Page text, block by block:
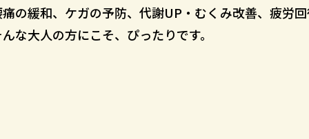
の緩和、ケガの予防、代謝UP・むくみ改善、疲労
な大人の方にこそ、ぴったりです。